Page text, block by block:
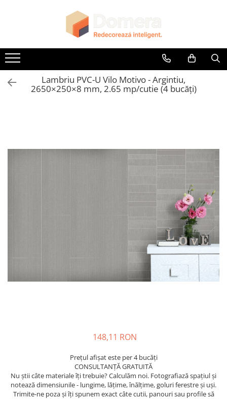
Toate Produsele
Parchet
Parchet SPC
Riflaje Decorative
Colt Interior Plinta
Prag de trecere
Profile Decorative Fatada
Lambriu PVC-U Vilo Motivo - Argintiu,
2650×250×8 mm, 2.65 mp/cutie (4 bucăți)
148,11 RON
Prețul afișat este per 4 bucăți
CONSULTANȚĂ GRATUITĂ
Nu știi câte materiale îți trebuie? Calculăm noi. Fotografiază spațiul și
notează dimensiunile - lungime, lățime, înălțime, goluri ferestre și uși.
Trimite-ne poza și îți spunem exact câte cutii, panouri sau profile să